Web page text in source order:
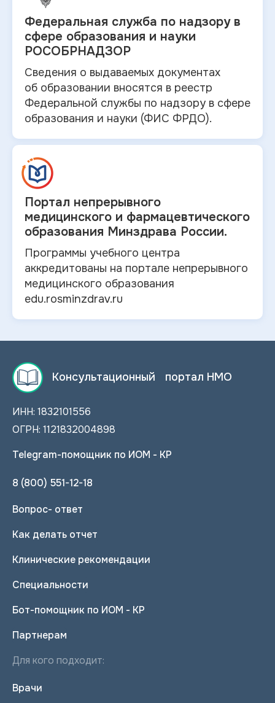
Федеральная служба по надзору в
сфере образования и науки
РОСОБРНАДЗОР
Сведения о выдаваемых документах
об образовании вносятся в реестр
Федеральной службы по надзору в сфере
образования и науки (ФИС ФРДО).
Портал непрерывного
медицинского и фармацевтического
образования Минздрава России.
Программы учебного центра
аккредитованы на портале непрерывного
медицинского образования
edu.rosminzdrav.ru
Консультационный портал НМО
ИНН: 1832101556
ОГРН: 1121832004898
Telegram-помощник по ИОМ - КР
8 (800) 551-12-18
Вопрос- ответ
Как делать отчет
Клинические рекомендации
Специальности
Бот-помощник по ИОМ - КР
Партнерам
Для кого подходит:
Врачи